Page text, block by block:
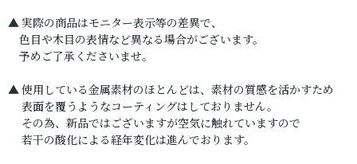
▲ 実際の商品はモニター表示等の差異で、
色目や木目の表情など異なる場合がございます。
予めご了承くださいませ。
▲ 使用している金属素材のほとんどは、素材の質感を活かすため
表面を覆うようなコーティングはしておりません。
その為、新品ではございますが空気に触れていますので
若干の酸化による経年変化は進んでおります。